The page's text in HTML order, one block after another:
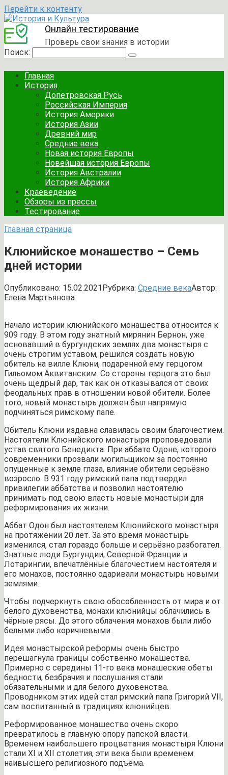
Перейти к контенту
Онлайн тестирование
Проверь свои знания в истории
Поиск:
Главная
История
Допетровская Русь
Российская Империя
История Америки
История Азии
Древний мир
Средние века
Новая история Европы
Новейшая история Европы
История Австралии
История Африки
Краеведение
Обзоры из прессы
Тестирование
Главная страница
Клюнийское монашество – Семь
дней истории
Опубликовано: 15.02.2021Рубрика: Средние векаАвтор:
Елена Мартьянова
Начало истории клюнийского монашества относится к
909 году. В этом году знатный мирянин Бернон, уже
основавший в бургундских землях два монастыря с
очень строгим уставом, решился создать новую
обитель на вилле Клюни, подаренной ему герцогом
Гильомом Аквитанским. Со стороны герцога это был
очень щедрый дар, так как он отказывался от своих
феодальных прав в отношении новой обители. Более
того, новый монастырь должен был напрямую
подчиняться римскому папе.
Обитель Клюни издавна славилась своим благочестием.
Настоятели Клюнийского монастыря проповедовали
устав святого Бенедикта. При аббате Одоне, которого
современники прозвали могильщиком за постоянно
опущенные к земле глаза, влияние обители серьёзно
возросло. В 931 году римский папа подтвердил
привилегии аббатства и позволил настоятелю
принимать под свою власть новые монастыри для
реформирования их жизни.
Аббат Одон был настоятелем Клюнийского монастыря
на протяжении 20 лет. За это время монастырь
изменился, стал гораздо больше и серьёзно разбогател.
Знатные люди Бургундии, Северной Франции и
Лотарингии, впечатлённые благочестием настоятеля и
его монахов, постоянно одаривали монастырь новыми
землями.
Чтобы подчеркнуть свою обособленность от мира и от
белого духовенства, монахи клюнийцы облачились в
чёрные рясы. До этого облачения монахов были либо
белыми либо коричневыми.
Идея монастырской реформы очень быстро
перешагнула границы собственно монашества.
Примерно с середины 11-го века монашеские обеты
бедности, безбрачия и послушания стали
обязательными и для белого духовенства.
Проводником этих идей стал римский папа Григорий VII,
сам воспитанный в традициях клюнийцев.
Реформированное монашество очень скоро
превратилось в главную опору папской власти.
Временем наибольшего процветания монастыря Клюни
стали XI и XII столетия, эти века были временем
наивысшего религиозного подъёма.